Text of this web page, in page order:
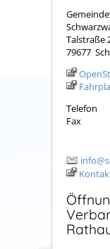
Talstraße
79677
Telefon
Fax